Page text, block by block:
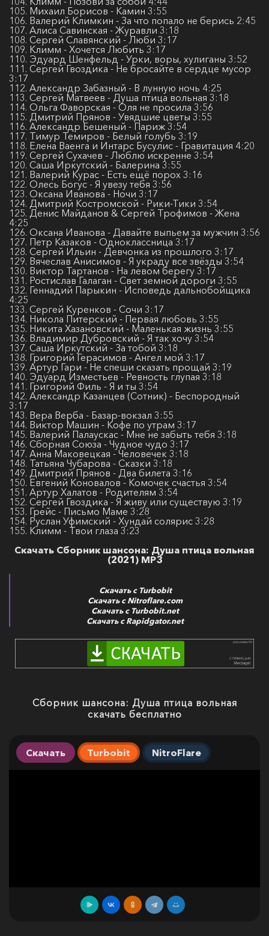
105. Михаил Борисов - Камин 3:55
106. Валерий Климкин - За что попало не берись 2:45
107. Алиса Савинская - Журавли 3:18
108. Сергей Славянский - Люби 3:17
109. Климм - Хочется Любить 3:17
110. Эдуард Шенфельд - Урки, воры, хулиганы 3:52
111. Сергей Гвоздика - Не бросайте в сердце мусор
3:17
112. Александр Забазный - В лунную ночь 4:25
113. Сергей Матвеев - Душа птица вольная 3:18
114. Ольга Фаворская - Оля не просила 3:56
115. Дмитрий Прянов - Увядшие цветы 3:55
116. Александр Бешеный - Париж 3:54
117. Тимур Темиров - Белый голубь 3:19
118. Елена Ваенга и Интарс Бусулис - Гравитация 4:20
119. Сергей Сухачев - Люблю искренне 3:54
120. Саша Иркутский - Балерина 3:55
121. Валерий Курас - Есть ещё порох 3:16
122. Олесь Богус - Я увезу тебя 3:56
123. Оксана Иванова - Ночи 3:17
124. Дмитрий Костромской - Рики-Тики 3:54
125. Денис Майданов & Сергей Трофимов - Жена
4:25
126. Оксана Иванова - Давайте выпьем за мужчин 3:56
127. Петр Казаков - Одноклассница 3:17
128. Сергей Ильин - Девчонка из прошлого 3:17
129. Вячеслав Анисимов - Я украду все звёзды 3:54
130. Виктор Тартанов - На левом берегу 3:17
131. Ростислав Галаган - Свет земной дороги 3:55
132. Геннадий Парыкин - Исповедь дальнобойщика
4:25
133. Сергей Куренков - Сочи 3:17
134. Никола Питерский - Первая любовь 3:55
135. Никита Хазановский - Маленькая жизнь 3:55
136. Владимир Дубровский - Я так хочу 3:54
137. Саша Иркутский - За тобой 3:18
138. Григорий Герасимов - Ангел мой 3:17
139. Артур Гари - Не спеши сказать прощай 3:19
140. Эдуард Изместьев - Ревность глупая 3:18
141. Григорий Филь - Я и ты 3:54
142. Александр Казанцев (Сотник) - Беспородный
3:17
143. Вера Верба - Базар-вокзал 3:55
144. Виктор Машин - Кофе по утрам 3:17
145. Валерий Палаускас - Мне не забыть тебя 3:18
146. Сборная Союза - Чудное чудо 3:17
147. Анна Маковецкая - Человечек 3:18
148. Татьяна Чубарова - Сказки 3:18
149. Дмитрий Прянов - Два билета 3:16
150. Евгений Коновалов - Комочек счастья 3:54
151. Артур Халатов - Родителям 3:54
152. Сергей Гвоздика - Я живу или существую 3:19
153. Грейс - Письмо Маме 3:28
154. Руслан Уфимский - Хундай солярис 3:28
155. Климм - Твои глаза 3:23
Скачать Сборник шансона: Душа птица вольная
(2021) MP3
Скачать с Turbobit
Скачать с Nitroflare.com
Скачать с Turbobit.net
Скачать с Rapidgator.net
Сборник шансона: Душа птица вольная
скачать бесплатно
Скачать Turbobit NitroFlare